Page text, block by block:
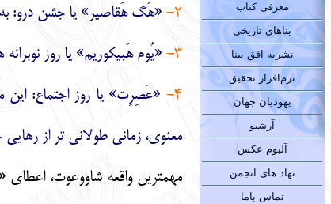
معرفی کتاب
بناهای تاریخی
نشریه افق بینا
نرم‌افزار تحقیق
یهودیان جهان
آرشیو
آلبوم عکس
نهاد های انجمن
تماس باما
2- «هَگ هَقاصير» يا جشن درو:
3- «يُوم هَبيكوريم» يا روز
4- «عَصِرِت» يا روز اجتماع: اين
معنوي، زماني طولاني تر از
مهمترين واقعه شاووعوت، اعطاي